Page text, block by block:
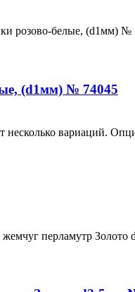
розово-белые, (d1мм) №
(d1мм) № 74045
несколько вариаций.
перламутр